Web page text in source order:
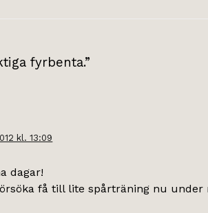
fyrbenta.”
kl. 13:09
dagar!
få till lite spårträning nu